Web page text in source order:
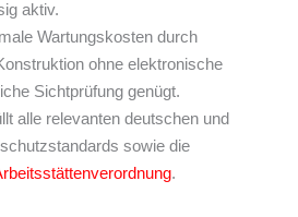
aktiv.
Wartungskosten durch
ohne elektronische
Sichtprüfung genügt.
alle relevanten deutschen und
sowie die
.